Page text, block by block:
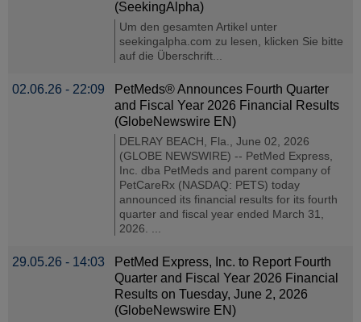
(SeekingAlpha)
Um den gesamten Artikel unter
seekingalpha.com zu lesen, klicken Sie bitte
auf die Überschrift...
02.06.26 - 22:09
PetMeds® Announces Fourth Quarter
and Fiscal Year 2026 Financial Results
(GlobeNewswire EN)
DELRAY BEACH, Fla., June 02, 2026
(GLOBE NEWSWIRE) -- PetMed Express,
Inc. dba PetMeds and parent company of
PetCareRx (NASDAQ: PETS) today
announced its financial results for its fourth
quarter and fiscal year ended March 31,
2026. ...
29.05.26 - 14:03
PetMed Express, Inc. to Report Fourth
Quarter and Fiscal Year 2026 Financial
Results on Tuesday, June 2, 2026
(GlobeNewswire EN)